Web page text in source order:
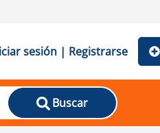
sesión | Registrarse
Buscar